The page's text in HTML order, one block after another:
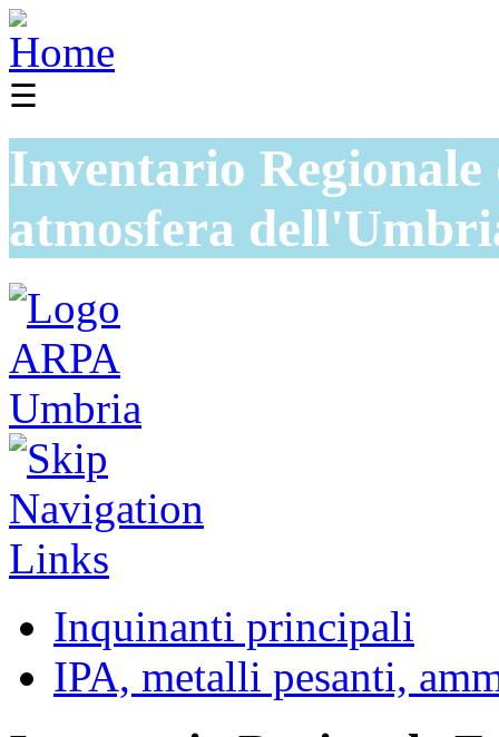
☰
Inventario
atmosfera
Inquinanti principali
IPA, metalli pesanti,